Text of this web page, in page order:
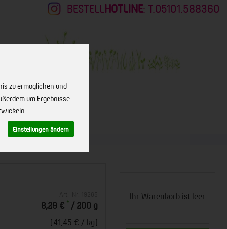
zu ermöglichen und
um Ergebnisse
Einstellungen ändern
BESTELL HOTLINE: T.05101.588360
8,29 € * / 200 g
(41,45 € / kg)
Ihr Warenkorb ist leer.